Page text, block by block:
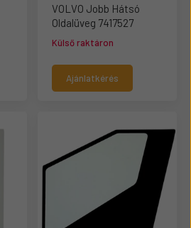
VOLVO Jobb Hátsó
Oldalüveg 7417527
Külső raktáron
Ajánlatkérés